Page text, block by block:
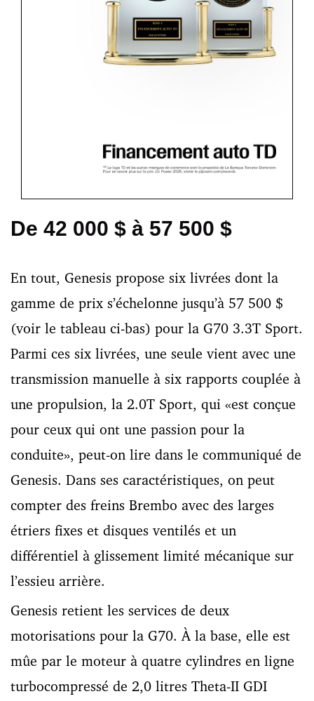
De 42 000 $ à 57 500 $
En tout, Genesis propose six livrées dont la
gamme de prix s’échelonne jusqu’à 57 500 $
(voir le tableau ci-bas) pour la G70 3.3T Sport.
Parmi ces six livrées, une seule vient avec une
transmission manuelle à six rapports couplée à
une propulsion, la 2.0T Sport, qui «est conçue
pour ceux qui ont une passion pour la
conduite», peut-on lire dans le communiqué de
Genesis. Dans ses caractéristiques, on peut
compter des freins Brembo avec des larges
étriers fixes et disques ventilés et un
différentiel à glissement limité mécanique sur
l’essieu arrière.
Genesis retient les services de deux
motorisations pour la G70. À la base, elle est
mûe par le moteur à quatre cylindres en ligne
turbocompressé de 2,0 litres Theta-II GDI